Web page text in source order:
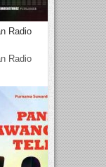
Radio
Radio